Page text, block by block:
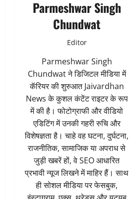
Parmeshwar Singh
Chundwat
Editor
Parmeshwar Singh
Chundwat ने डिजिटल मीडिया में
कॅरियर की शुरुआत Jaivardhan
News के कुशल कंटेंट राइटर के रूप
में की है। फोटोग्राफी और वीडियो
एडिटिंग में उनकी गहरी रुचि और
विशेषज्ञता है। चाहे वह घटना, दुर्घटना,
राजनीतिक, सामाजिक या अपराध से
जुड़ी खबरें हों, वे SEO आधारित
प्रभावी न्यूज लिखने में माहिर हैं। साथ
ही सोशल मीडिया पर फेसबुक,